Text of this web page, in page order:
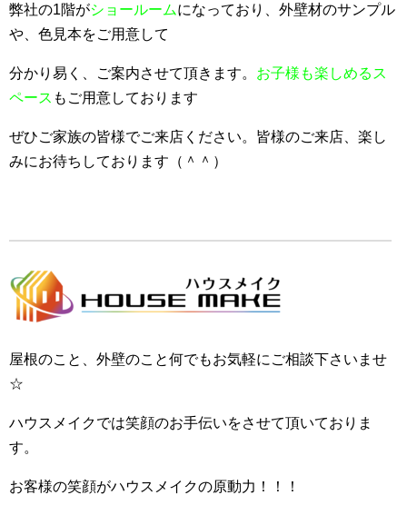
弊社の1階がショールームになっており、外壁材のサンプル
や、色見本をご用意して
分かり易く、ご案内させて頂きます。 お子様も楽しめるス
ペース もご用意しております
ぜひご家族の皆様でご来店ください。皆様のご来店、楽し
みにお待ちしております（＾＾）
屋根のこと、外壁のこと何でもお気軽にご相談下さいませ
☆
ハウスメイクでは笑顔のお手伝いをさせて頂いておりま
す。
お客様の笑顔がハウスメイクの原動力！！！